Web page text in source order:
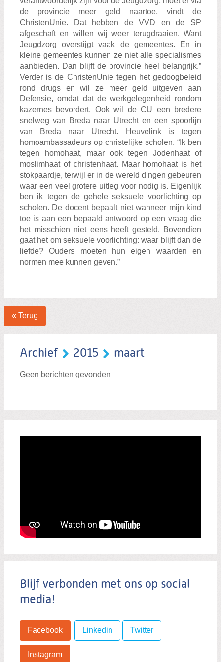
de provincie meer geld naartoe, vindt de
ChristenUnie. Dat hebben de VVD en de SP
afgeschaft en willen wij weer terugdraaien. Want
Jeugdzorg overstijgt vaak de gemeentes. En in
kleine gemeentes kunnen ze niet alle specialismes
aanbieden. Dan blijft de provincie heel belangrijk.”
Verder is de ChristenUnie tegen het gedoogbeleid
rond drugs en wil ze meer geld uitgeven aan
Defensie, omdat dat de werkgelegenheid rondom
kazernes bevordert. Ook wil de CU een bredere
snelweg van Breda naar Utrecht en een spoorlijn
van Breda naar Utrecht. Heuvelink is tegen
homoambassadeurs op christelijke scholen. “Ik ben
tegen homohaat, maar ook tegen Jodenhaat of
moslimhaat of christenhaat. Maar homohaat is het
stokpaardje, terwijl er in de wereld dingen gebeuren
waar een veel grotere uitleg voor nodig is. Eigenlijk
ben ik tegen de gehele seksuele voorlichting op
scholen. De docent bepaalt niet wanneer mijn kind
toe is aan een bepaald antwoord op een vraag die
het misschien niet eens heeft gesteld. Bovendien
gaat het om seksuele voorlichting: waar blijft dan de
liefde? Ouders moeten hun eigen waarden en
normen mee kunnen geven.”
« Terug
Archief 2015 maart
Geen berichten gevonden
Blijf verbonden met ons op social
media!
Facebook Linkedin Twitter
Instagram